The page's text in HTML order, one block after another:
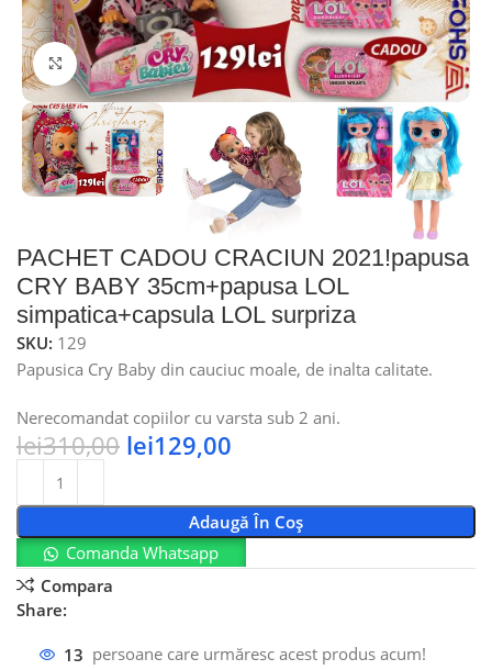
Faceți click pentru a mări
PACHET CADOU CRACIUN 2021!papusa
CRY BABY 35cm+papusa LOL
simpatica+capsula LOL surpriza
SKU: 129
Papusica Cry Baby din cauciuc moale, de inalta calitate.
Nerecomandat copiilor cu varsta sub 2 ani.
lei310,00 lei129,00
Adaugă În Coș
Comanda Whatsapp
Compara
Share:
13 persoane care urmăresc acest produs acum!